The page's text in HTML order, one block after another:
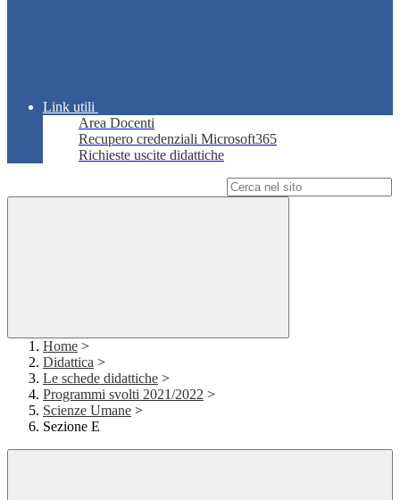
Link utili
Area Docenti
Recupero credenziali Microsoft365
Richieste uscite didattiche
Home >
Didattica >
Le schede didattiche >
Programmi svolti 2021/2022 >
Scienze Umane >
Sezione E